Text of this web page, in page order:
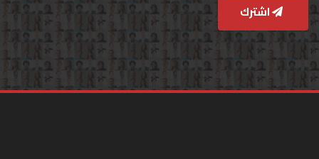
اشترك